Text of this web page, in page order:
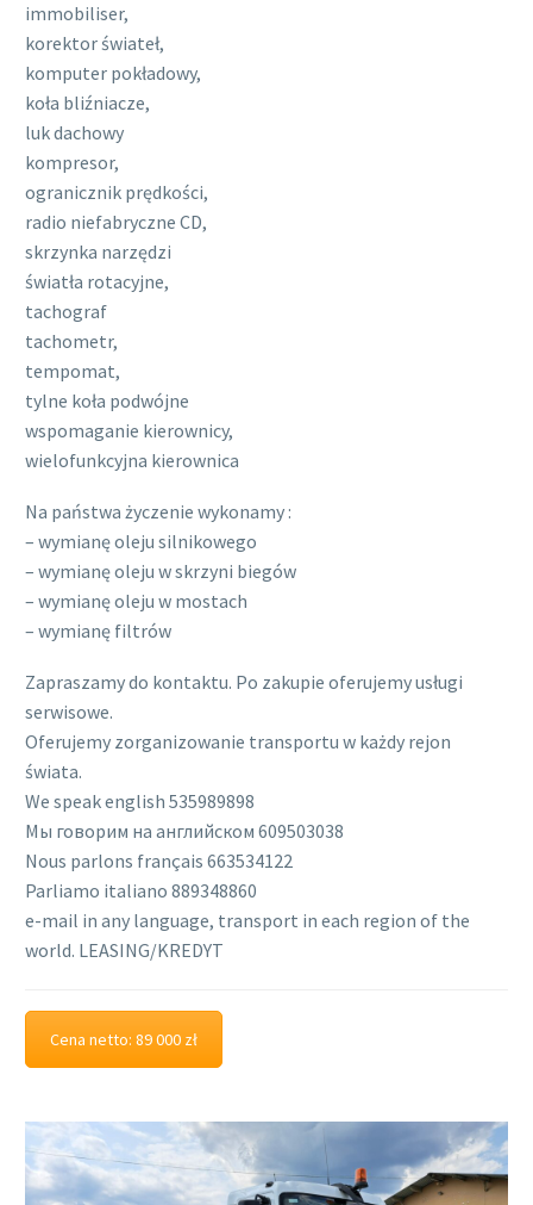
immobiliser,
korektor świateł,
komputer pokładowy,
koła bliźniacze,
luk dachowy
kompresor,
ogranicznik prędkości,
radio niefabryczne CD,
skrzynka narzędzi
światła rotacyjne,
tachograf
tachometr,
tempomat,
tylne koła podwójne
wspomaganie kierownicy,
wielofunkcyjna kierownica
Na państwa życzenie wykonamy :
– wymianę oleju silnikowego
– wymianę oleju w skrzyni biegów
– wymianę oleju w mostach
– wymianę filtrów
Zapraszamy do kontaktu. Po zakupie oferujemy usługi
serwisowe.
Oferujemy zorganizowanie transportu w każdy rejon
świata.
We speak english 535989898
Мы говорим на английском 609503038
Nous parlons français 663534122
Parliamo italiano 889348860
e-mail in any language, transport in each region of the
world. LEASING/KREDYT
Cena netto: 89 000 zł